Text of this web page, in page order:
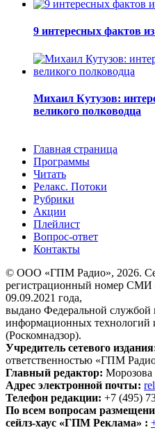
9 интересных фактов
Михаил Кутузов:
великого полководца
Главная страница
Программы
Читать
Релакс. Потоки
Рубрики
Акции
Плейлист
Вопрос-ответ
Контакты
© ООО «ГПМ Радио», 2026.
регистрационный номер
09.09.2021 года,
выдано Федеральной службой
информационных технологий
(Роскомнадзор).
Учредитель сетевого
ответственностью «ГПМ
Главный редактор:
Адрес электронной почты:
Телефон редакции: +7 (495)
По всем вопросам
сейлз-хаус «ГПМ Реклама» :